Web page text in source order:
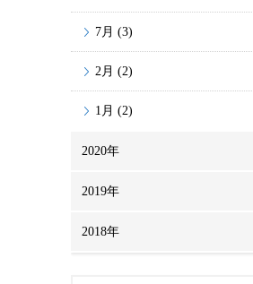
7月 (3)
2月 (2)
1月 (2)
2020年
2019年
2018年